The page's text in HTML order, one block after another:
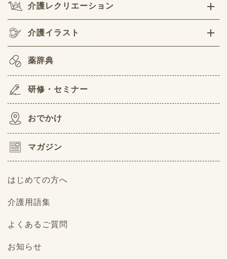
介護レクリエーション
介護イラスト
薬辞典
研修・セミナー
おでかけ
マガジン
はじめての方へ
介護用語集
よくあるご質問
お知らせ